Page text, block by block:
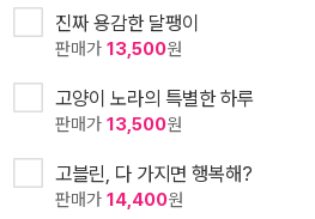
진짜 용감한 달팽이
판매가 13,500원
고양이 노라의 특별한 하루
판매가 13,500원
고블린, 다 가지면 행복해?
판매가 14,400원